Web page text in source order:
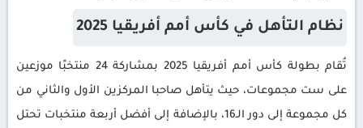
نظام التأهل في كأس أمم أفريقيا 2025
تُقام بطولة كأس أمم أفريقيا 2025 بمشاركة 24 منتخبًا موزعين
على ست مجموعات، حيث يتأهل صاحبا المركزين الأول والثاني من
كل مجموعة إلى دور الـ16، بالإضافة إلى أفضل أربعة منتخبات تحتل